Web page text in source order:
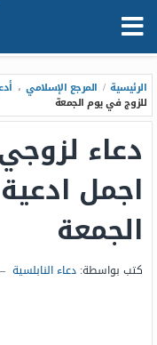
الرئيسية / المرجع الإسلامي ،
للزوج في يوم الجمعة
دعاء
اجمل
الجمعة
كتب بواسطة: دعاء النابلسية –